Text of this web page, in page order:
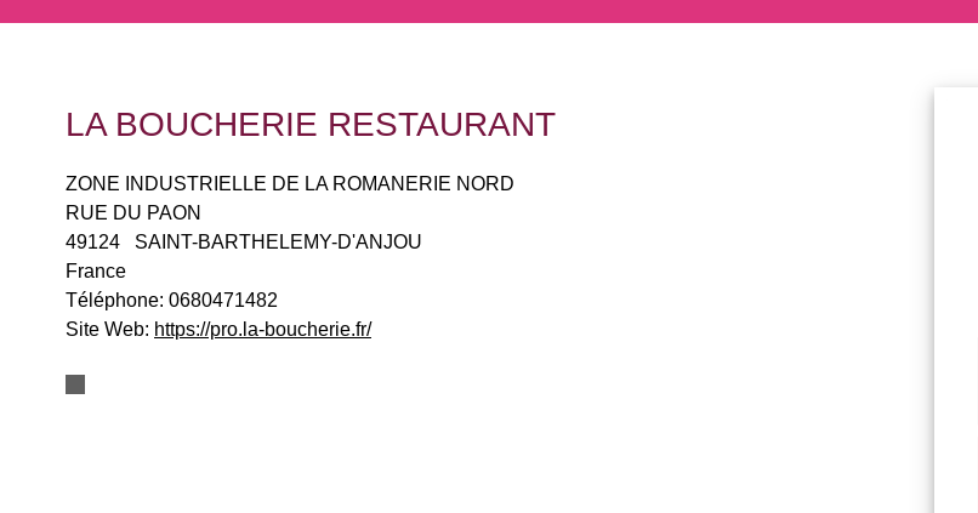
LA BOUCHERIE RESTAURANT
ZONE INDUSTRIELLE DE LA ROMANERIE NORD
RUE DU PAON
49124
SAINT-BARTHELEMY-D'ANJOU
France
Téléphone: 0680471482
Site Web: https://pro.la-boucherie.fr/